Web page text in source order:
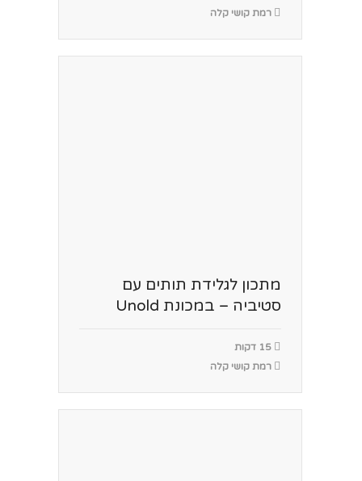
רמת קושי קלה
מתכון לגלידת תותים עם
סטיביה – במכונת Unold
15 דקות
רמת קושי קלה